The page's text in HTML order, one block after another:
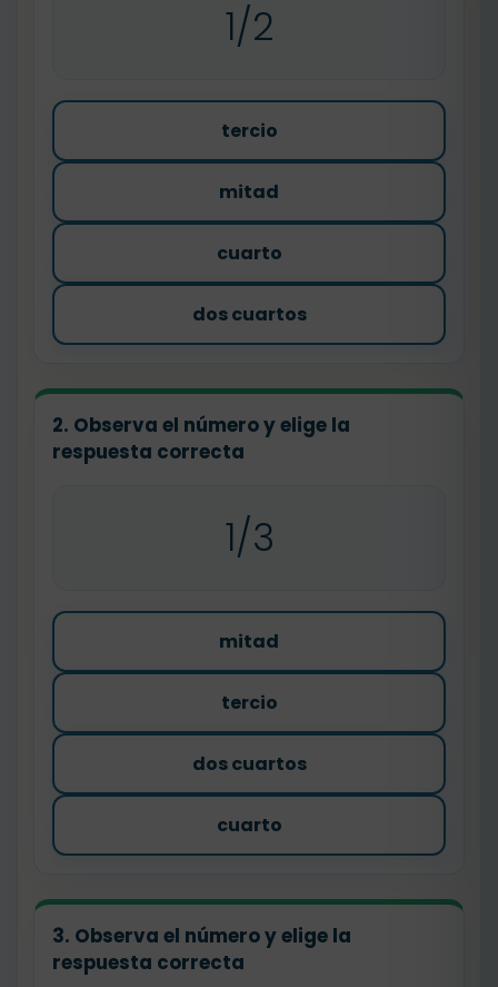
1/2
tercio
mitad
cuarto
dos cuartos
2. Observa el número y elige la
respuesta correcta
1/3
mitad
tercio
dos cuartos
cuarto
3. Observa el número y elige la
respuesta correcta